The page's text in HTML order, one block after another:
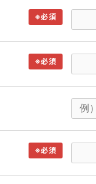
※必須
※必須
※必須